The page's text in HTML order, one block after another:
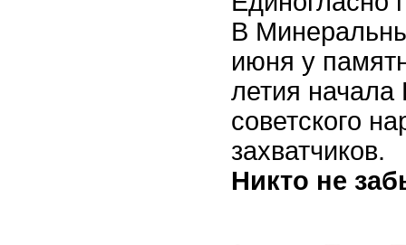
В
июня у
летия
советского
захватчиков.
Никто не